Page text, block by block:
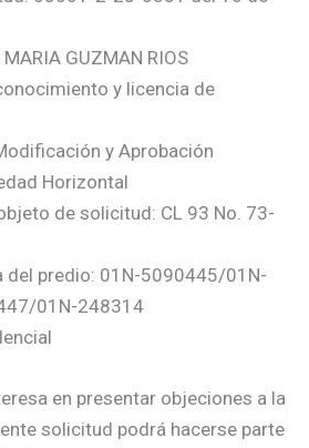
GUZMAN RIOS
y licencia de
y Aprobación
Horizontal
de solicitud: CL 93 No. 73-
del predio: 01N-5090445/01N-
01N-248314
en presentar objeciones a la
solicitud podrá hacerse parte